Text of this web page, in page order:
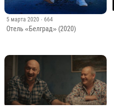
5 марта 2020 · 664
Отель «Белград» (2020)